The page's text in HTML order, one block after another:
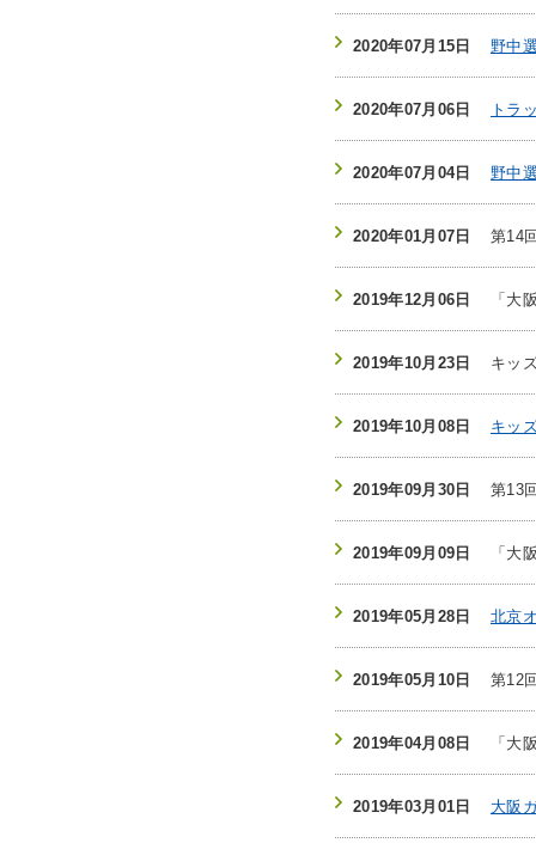
2020年07月15日 野中
2020年07月06日 トラ
2020年07月04日 野中
2020年01月07日 第14
2019年12月06日 「大
2019年10月23日 キッ
2019年10月08日 キッ
2019年09月30日 第13
2019年09月09日 「大
2019年05月28日 北京
2019年05月10日 第12
2019年04月08日 「大
2019年03月01日 大阪